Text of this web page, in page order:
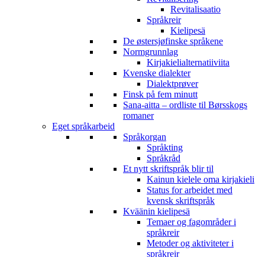
Revitalisaatio
Språkreir
Kielipesä
De østersjøfinske språkene
Normgrunnlag
Kirjakielialternatiiviita
Kvenske dialekter
Dialektprøver
Finsk på fem minutt
Sana-aitta – ordliste til Børsskogs
romaner
Eget språkarbeid
Språkorgan
Språkting
Språkråd
Et nytt skriftspråk blir til
Kainun kielele oma kirjakieli
Status for arbeidet med
kvensk skriftspråk
Kväänin kielipesä
Temaer og fagområder i
språkreir
Metoder og aktiviteter i
språkreir